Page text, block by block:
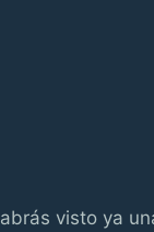
visto ya